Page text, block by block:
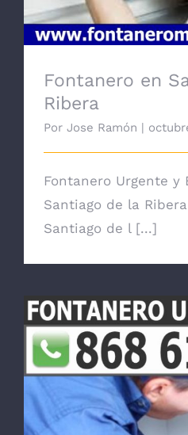
Fontanero en
Ribera
Por Jose Ramón |
Fontanero Urgente y
Santiago de la
Santiago de l [...]